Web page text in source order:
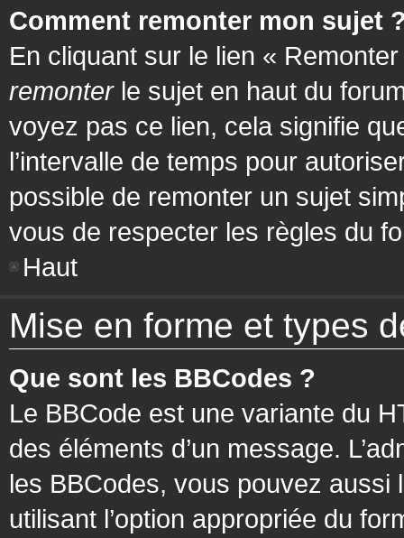
Comment remonter mon sujet
En cliquant sur le lien «
remonterle sujet en haut du
voyez pas ce lien, cela signifie
l’intervalle de temps pour
possible de remonter un sujet
vous de respecter les règles du
Haut
Mise en forme et types
Que sont les BBCodes ?
Le BBCode est une variante du
des éléments d’un message.
les BBCodes, vous pouvez
utilisant l’option appropriée du